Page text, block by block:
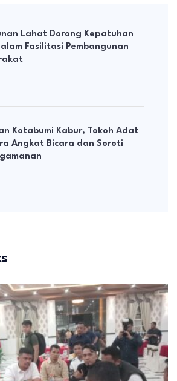
Lahat Dorong Kepatuhan
Fasilitasi Pembangunan
Kotabumi Kabur, Tokoh Adat
Angkat Bicara dan Soroti